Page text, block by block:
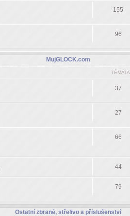
155
96
MujGLOCK.com
TÉMATA
37
27
66
44
79
Ostatní zbraně, střelivo a příslušenství